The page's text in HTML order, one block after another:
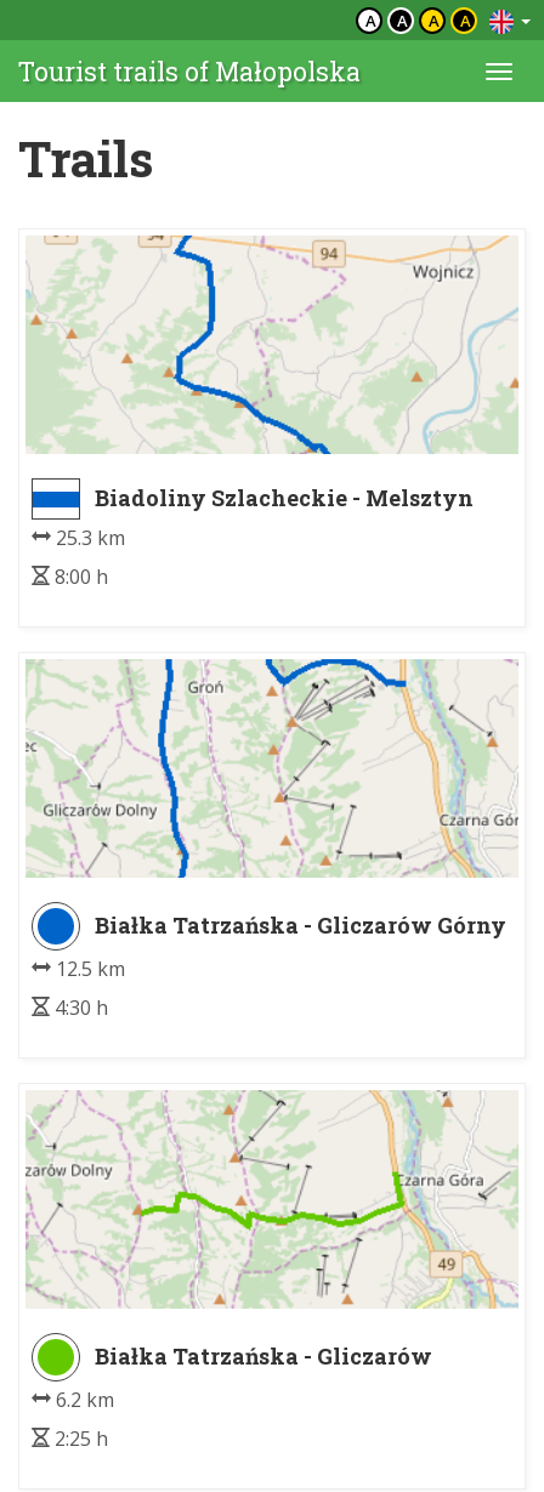
A A A A
Tourist trails of Małopolska
Trails
Biadoliny Szlacheckie - Melsztyn
25.3 km
8:00 h
Białka Tatrzańska - Gliczarów Górny
12.5 km
4:30 h
Białka Tatrzańska - Gliczarów
6.2 km
2:25 h